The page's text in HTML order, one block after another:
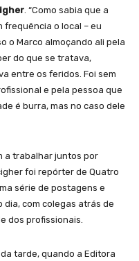
. “Como sabia que a
frequência o local – eu
o Marco almoçando ali pela
do que se tratava,
entre os feridos. Foi sem
e pela pessoa que
é burra, mas no caso dele
a trabalhar juntos por
foi repórter de Quatro
série de postagens e
com colegas atrás de
dos profissionais.
tarde, quando a Editora